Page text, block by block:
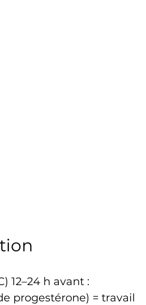
12–24 h avant :
progestérone) = travail